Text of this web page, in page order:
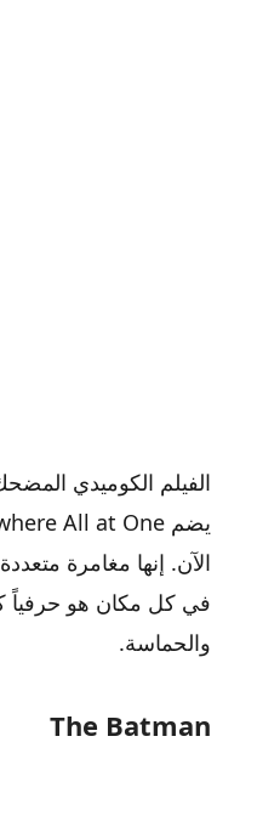
الآن. إنها مغامرة
في كل مكان هو حرفياً كل
والحماسة.
The Batman